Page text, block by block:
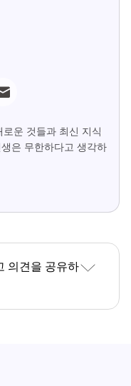
운 것들과 최신 지식
은 무한하다고 생각하
의견을 공유하